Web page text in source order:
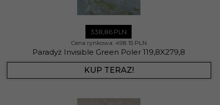
338, 86 PLN
Cena rynkowa: 498.15 PLN
Paradyż Invisible Green Poler 119,8X279,8
KUP TERAZ!